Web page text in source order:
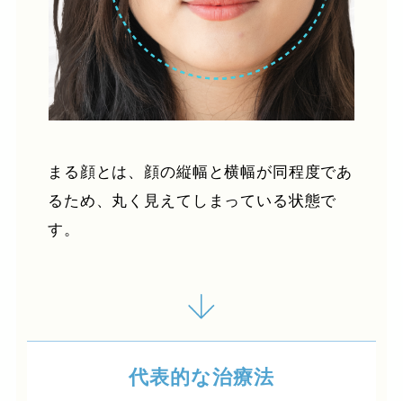
まる顔とは、顔の縦幅と横幅が同程度であ
るため、丸く見えてしまっている状態で
す。
代表的な治療法